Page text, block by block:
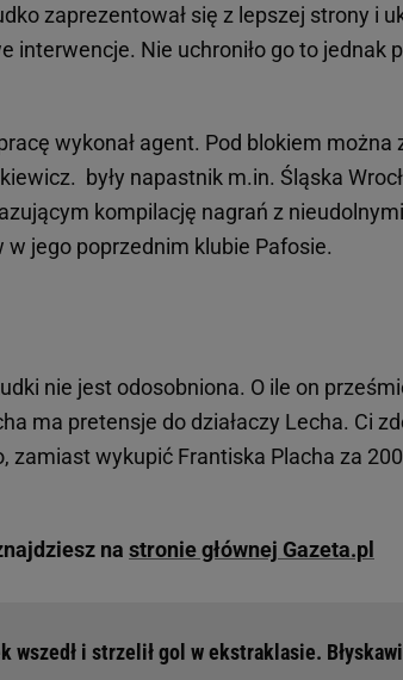
zaprezentował się z lepszej strony i
interwencje. Nie uchroniło go to jednak
wykonał agent. Pod blokiem można
były napastnik m.in. Śląska
kompilację nagrań z
jego poprzednim klubie Pafosie.
nie jest odosobniona. O ile on
ma pretensje do działaczy Lecha. Ci
zamiast wykupić Frantiska Placha za
na stronie głównej Gazeta.pl
wszedł i strzelił gol w ekstraklasie.